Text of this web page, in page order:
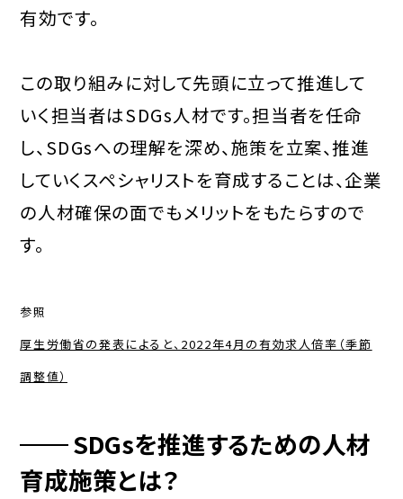
有効です。
この取り組みに対して先頭に立って推進して
いく担当者はSDGs人材です。担当者を任命
し、SDGsへの理解を深め、施策を立案、推進
していくスペシャリストを育成することは、企業
の人材確保の面でもメリットをもたらすので
す。
参照
厚生労働省の発表によると、2022年4月の有効求人倍率（季節
調整値）
SDGsを推進するための人材
育成施策とは？